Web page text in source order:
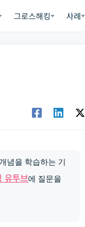
그로스해킹 사례
념을 학습하는 기
유투브에 질문을